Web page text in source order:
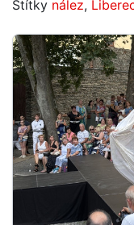
Štítky nález,